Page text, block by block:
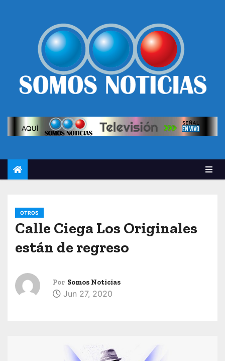
OTROS
Calle Ciega Los Originales
están de regreso
Por Somos Noticias
Jun 27, 2020